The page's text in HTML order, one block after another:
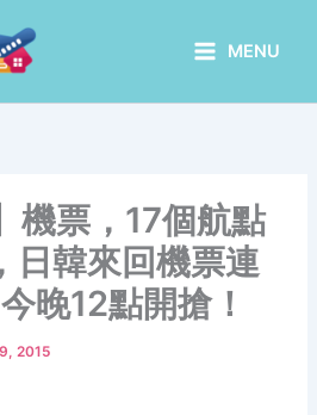
MENU
機票，17個航點
日韓來回機票連
晚12點開搶！
2015